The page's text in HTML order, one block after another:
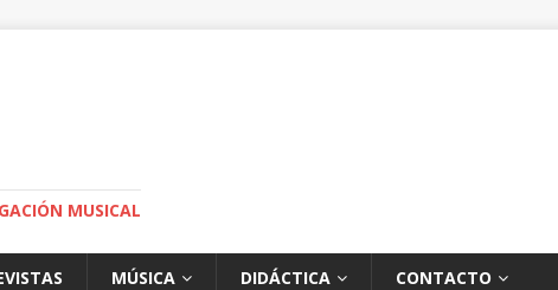
MUSICAL
MÚSICA DIDÁCTICA CONTACTO